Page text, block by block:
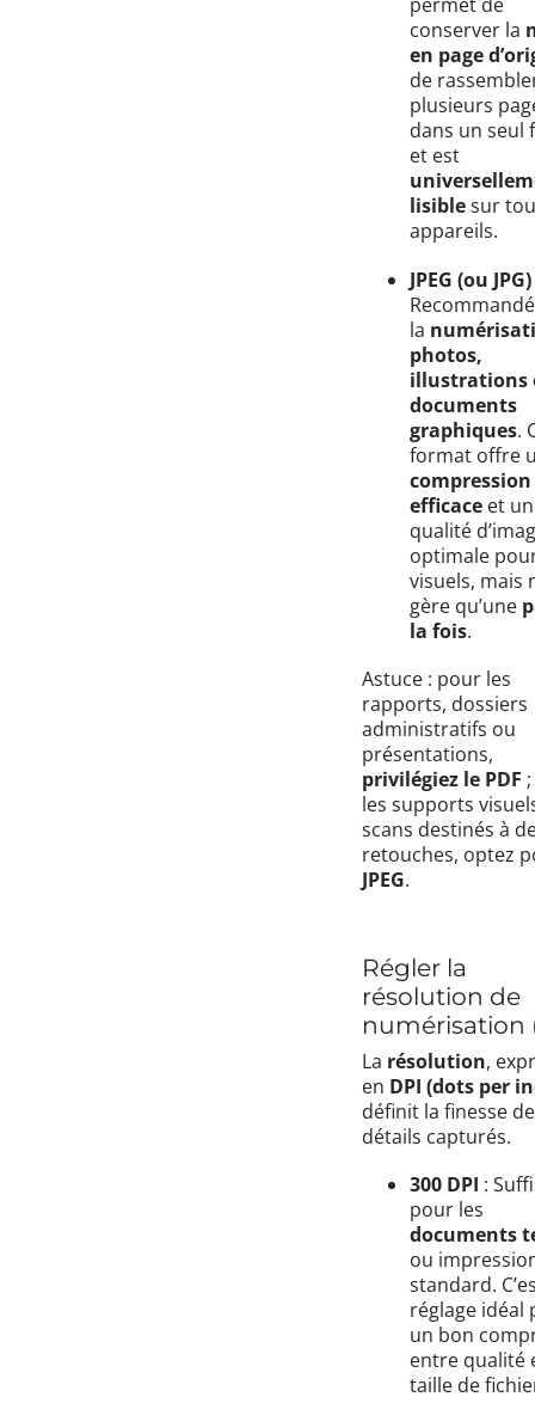
permet de
conserver la
en page
de
plusieurs
dans un seul
et est
lisiblesur
appareils.
JPEG (ou JPG)
la
photos,
illustrations
documents
graphiques.
format offre
compression
efficace et
qualité
optimale
visuels, mais
gère qu’une
la fois.
Astuce : pour les
rapports, dossiers
administratifs ou
présentations,
privilégiez le PDF
les supports
scans destinés à
retouches, optez
JPEG.
Régler la
résolution de
numérisation
La résolution,
en DPI (dots per
définit la finesse
détails capturés.
300 DPI :
pour les
documents
ou
standard.
réglage idéal
un bon
entre qualité
taille de